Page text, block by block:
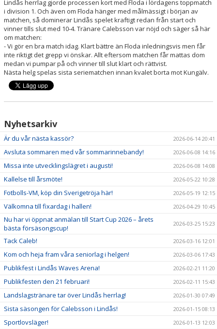
MATCHER
INFORMATION CAFÉ
FÖRSÄLJNINGSAKTIVITET
BILDGALLERI
INFO LEDARE
Lindås herrlag gjorde processen kort med Floda i lördagens toppmatch
i division 1. Och även om Floda hänger med målmässigt i början av
matchen, så dominerar Lindås spelet kraftigt redan från start och
vinner tills slut med 10-4. Tränare Calebsson var nöjd och säger så här
om matchen:
- Vi gör en bra match idag. Klart bättre än Floda inledningsvis men får
inte riktigt det grepp vi önskar. Allt eftersom matchen får mattas dom
medan vi pumpar på och vinner till slut klart och rättvist.
Nästa helg spelas sista seriematchen innan kvalet borta mot Kungälv.
Nyhetsarkiv
Är du vår nästa kassör? 2026-06-14 20:41
Avsluta sommaren med vår sommarinnebandy! 2026-06-08 14:16
Missa inte utvecklingslägret i augusti! 2026-06-08 14:08
Kallelse till årsmöte! 2026-05-22 10:28
Fotbolls-VM, köp din Sverigetröja här! 2026-05-19 12:15
Välkomna till fixardag i hallen! 2026-04-29 10:45
Nu har vi öppnat anmälan till Start Cup 2026 – årets
bästa försäsongscup!
2026-03-25 15:23
Tack Caleb! 2026-03-16 12:01
Kom och heja fram våra seniorlag i helgen! 2026-03-06 17:43
Publikfest i Lindås Waves Arena! 2026-02-21 11:20
Publikfesten den 21 februari! 2026-02-11 15:43
Landslagstränare tar över Lindås herrlag! 2026-01-30 07:49
Sista säsongen för Calebsson i Lindås! 2026-01-15 08:13
Sportlovsläger! 2026-01-13 12:03